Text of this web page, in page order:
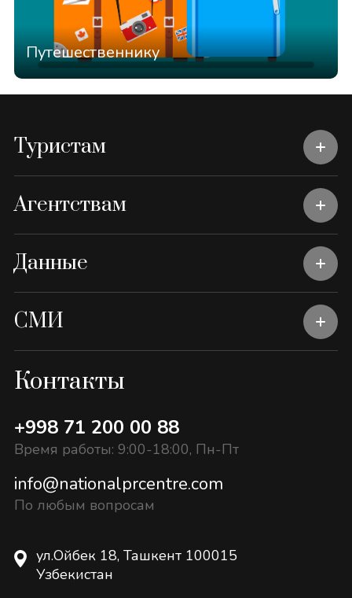
Путешественнику
Туристам
Агентствам
Данные
СМИ
Контакты
+998 71 200 00 88
Время работы: 9:00-18:00, Пн-Пт
info@nationalprcentre.com
По любым вопросам
ул.Ойбек 18, Ташкент 100015
Узбекистан